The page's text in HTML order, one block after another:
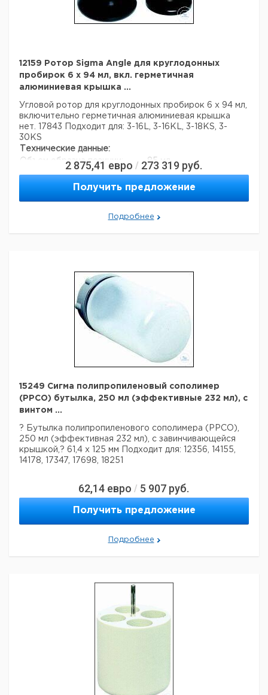
12159 Ротор Sigma Angle для круглодонных
пробирок 6 х 94 мл, вкл. герметичная
алюминиевая крышка ...
Угловой ротор для круглодонных пробирок 6 х 94 мл,
включительно герметичная алюминиевая крышка
нет. 17843
Подходит для: 3-16L, 3-16KL, 3-18KS, 3-
30KS
Технические данные:
Объем образца позиции:
85 мл
Количество позиций образца:
2 875,41 евро / 273 319 руб.
Получить предложение
Подробнее
15249 Сигма полипропиленовый сополимер
(PPCO) бутылка, 250 мл (эффективные 232 мл), с
винтом ...
? Бутылка полипропиленового сополимера (PPCO),
250 мл (эффективная 232 мл), с завинчивающейся
крышкой,? 61,4 х 125 мм
Подходит для: 12356, 14155,
14178, 17347, 17698, 18251
62,14 евро / 5 907 руб.
Получить предложение
Подробнее